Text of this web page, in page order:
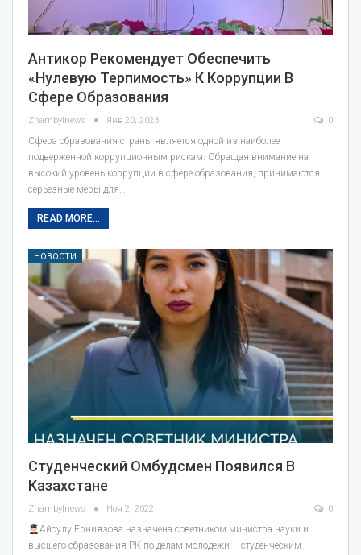
Антикор Рекомендует Обеспечить
«нулевую Терпимость» К Коррупции В
Сфере Образования
Zhambylnews Янв 20, 2023 0
Сфера образования страны является одной из наиболее
подверженной коррупционным рискам. Обращая внимание на
высокий уровень коррупции в сфере образования, принимаются
серьезные меры для…
READ MORE...
НОВОСТИ
Студенческий Омбудсмен Появился В
Казахстане
Zhambylnews Ноя 2, 2022 0
Айсулу Ерниязова назначена советником министра науки и
высшего образования РК по делам молодежи – студенческим